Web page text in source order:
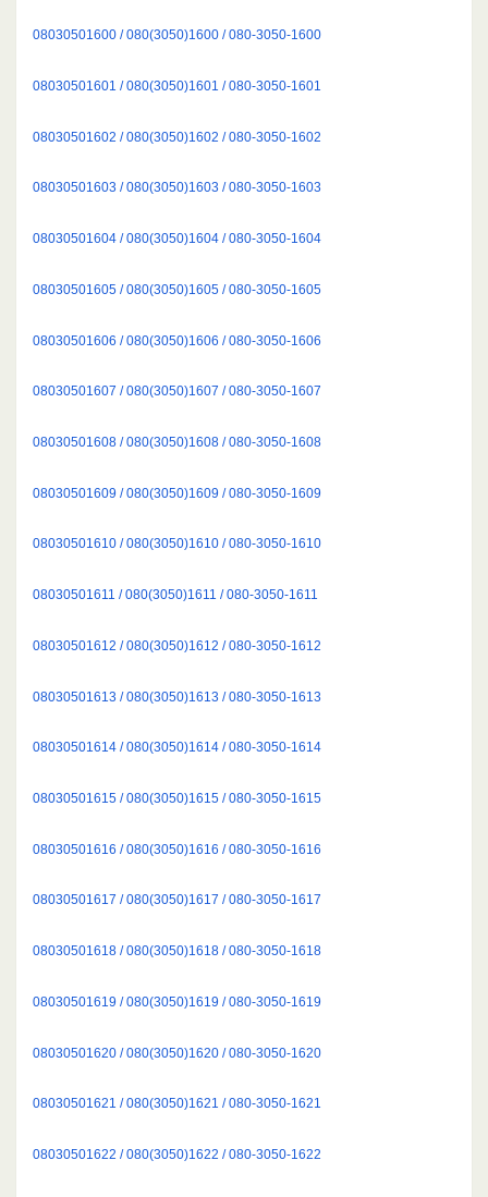
08030501600 / 080(3050)1600 / 080-3050-1600
08030501601 / 080(3050)1601 / 080-3050-1601
08030501602 / 080(3050)1602 / 080-3050-1602
08030501603 / 080(3050)1603 / 080-3050-1603
08030501604 / 080(3050)1604 / 080-3050-1604
08030501605 / 080(3050)1605 / 080-3050-1605
08030501606 / 080(3050)1606 / 080-3050-1606
08030501607 / 080(3050)1607 / 080-3050-1607
08030501608 / 080(3050)1608 / 080-3050-1608
08030501609 / 080(3050)1609 / 080-3050-1609
08030501610 / 080(3050)1610 / 080-3050-1610
08030501611 / 080(3050)1611 / 080-3050-1611
08030501612 / 080(3050)1612 / 080-3050-1612
08030501613 / 080(3050)1613 / 080-3050-1613
08030501614 / 080(3050)1614 / 080-3050-1614
08030501615 / 080(3050)1615 / 080-3050-1615
08030501616 / 080(3050)1616 / 080-3050-1616
08030501617 / 080(3050)1617 / 080-3050-1617
08030501618 / 080(3050)1618 / 080-3050-1618
08030501619 / 080(3050)1619 / 080-3050-1619
08030501620 / 080(3050)1620 / 080-3050-1620
08030501621 / 080(3050)1621 / 080-3050-1621
08030501622 / 080(3050)1622 / 080-3050-1622